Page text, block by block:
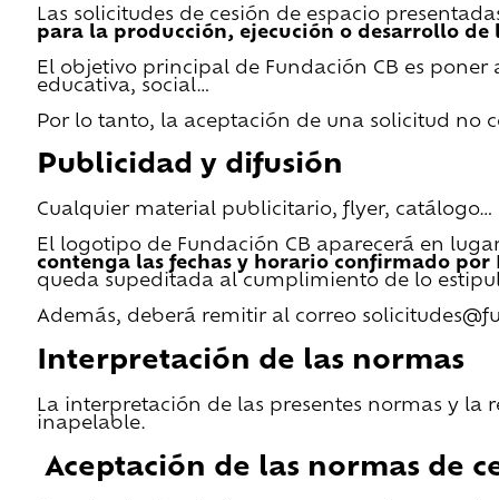
Las solicitudes de cesión de espacio
para la producción, ejecución o desarrollo de
El objetivo principal de Fundación CB es
educativa, social…
Por lo tanto, la aceptación de una solicitud
Publicidad y difusión
Cualquier material publicitario, flyer, catálogo…
El logotipo de Fundación CB aparecerá en
contenga las fechas y horario confirmado por
queda supeditada al cumplimiento de lo
Además, deberá remitir al correo
Interpretación de las normas
La interpretación de las presentes normas y la
inapelable.
Aceptación de las normas de